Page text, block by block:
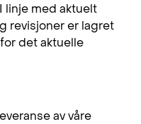
linje med aktuelt
revisjoner er lagret
det aktuelle
av våre